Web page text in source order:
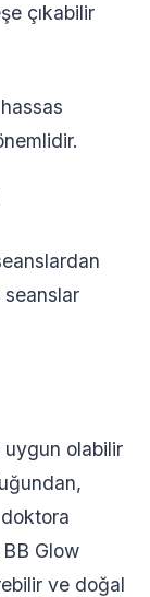
çıkabilir
olabilir
BB Glow
ve doğal